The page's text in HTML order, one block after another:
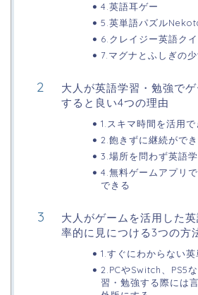
4.英語耳ゲー
5.英単語パズル
6.クレイジー英語ク
7.マグナとふしぎの
大人が英語学習・勉強で
すると良い4つの理由
1.スキマ時間を活用で
2.飽きずに継続がで
3.場所を問わず英語
4.無料ゲームアプリ
できる
大人がゲームを活用した
率的に見につける3つの方
1.すぐにわからない
2.PCやSwitch、PS5
習・勉強する際には